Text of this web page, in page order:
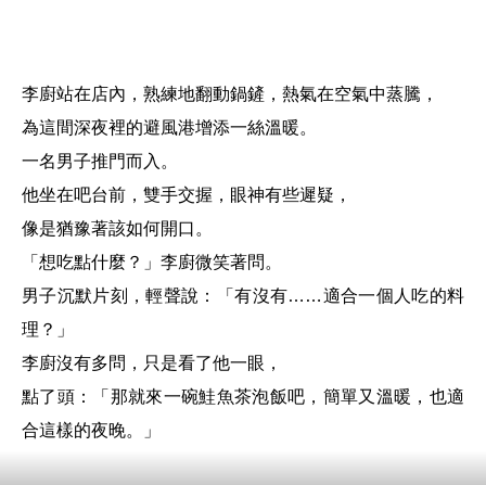
李廚站在店內，熟練地翻動鍋鏟，熱氣在空氣中蒸騰，
為這間深夜裡的避風港增添一絲溫暖。
一名男子推門而入。
他坐在吧台前，雙手交握，眼神有些遲疑，
像是猶豫著該如何開口。
「想吃點什麼？」李廚微笑著問。
男子沉默片刻，輕聲說：「有沒有……適合一個人吃的料
理？」
李廚沒有多問，只是看了他一眼，
點了頭：「那就來一碗鮭魚茶泡飯吧，簡單又溫暖，也適
合這樣的夜晚。」